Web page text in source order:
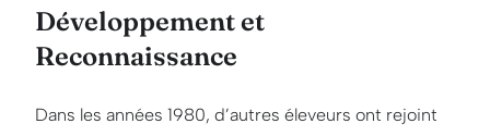
Développement et
Reconnaissance
Dans les années 1980, d’autres éleveurs ont rejoint